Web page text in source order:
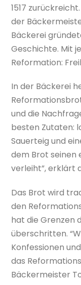
1517
der
Bäckerei
Geschichte. Mit
Reformation:
In der Bäckerei
und die
besten Zutaten:
Sauerteig und
dem Brot seinen
verleiht”, erklärt
Das Brot wird
den
hat die Grenzen
überschritten.
Konfessionen
das
Bäckermeister